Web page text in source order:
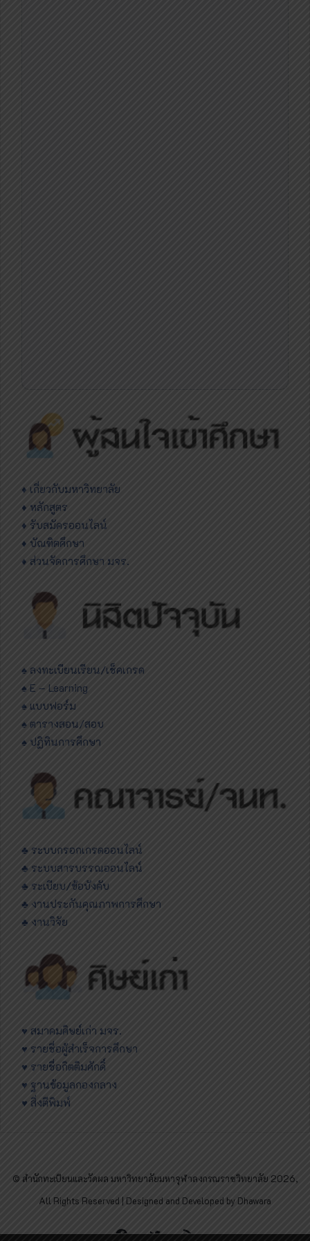
♦ เกี่ยวกับมหาวิทยาลัย
♦ หลักสูตร
♦ รับสมัครออนไลน์
♦ บัณฑิตศึกษา
♦ ส่วนจัดการศึกษา มจร.
♠ ลงทะเบียนเรียน/เช็คเกรด
♠ E – Learning
♠ แบบฟอร์ม
♠ ตารางสอน/สอบ
♠ ปฏิทินการศึกษา
♣ ระบบกรอกเกรดออนไลน์
♣ ระบบสารบรรณออนไลน์
♣ ระเบียบ/ข้อบังคับ
♣ งานประกันคุณภาพการศึกษา
♣ งานวิจัย
♥ สมาคมศิษย์เก่า มจร.
♥ รายชื่อผู้สำเร็จการศึกษา
♥ รายชื่อกิตติมศักดิ์
♥ ฐานข้อมูลกองกลาง
♥ สิ่งตีพิมพ์
© สำนักทะเบียนและวัดผล มหาวิทยาลัยมหาจุฬาลงกรณราชวิทยาลัย 2026,
All Rights Reserved | Designed and Developed by Dhawara
FacebookTwitterRSS